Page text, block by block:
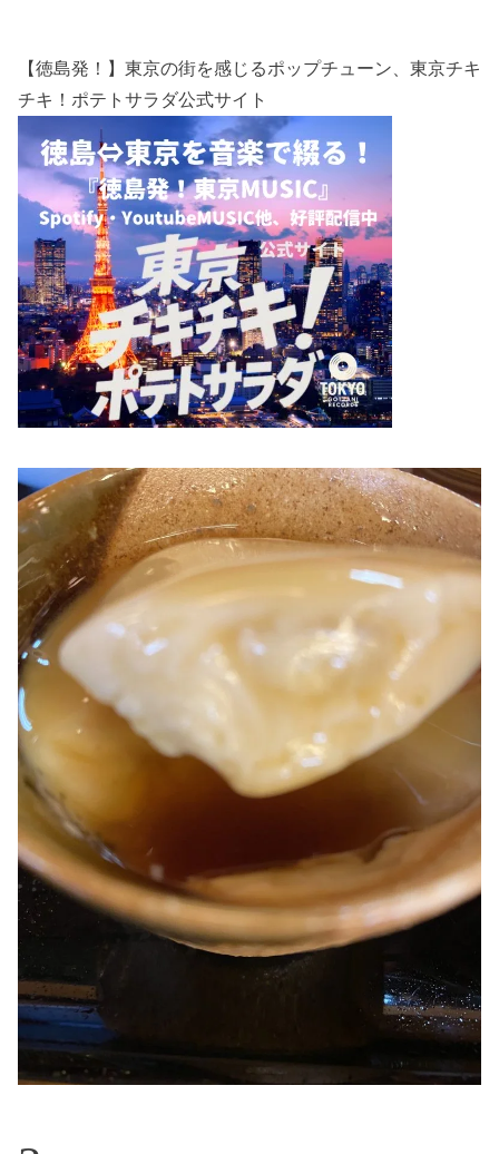
【徳島発！】東京の街を感じるポップチューン、東京チキ
チキ！ポテトサラダ公式サイト